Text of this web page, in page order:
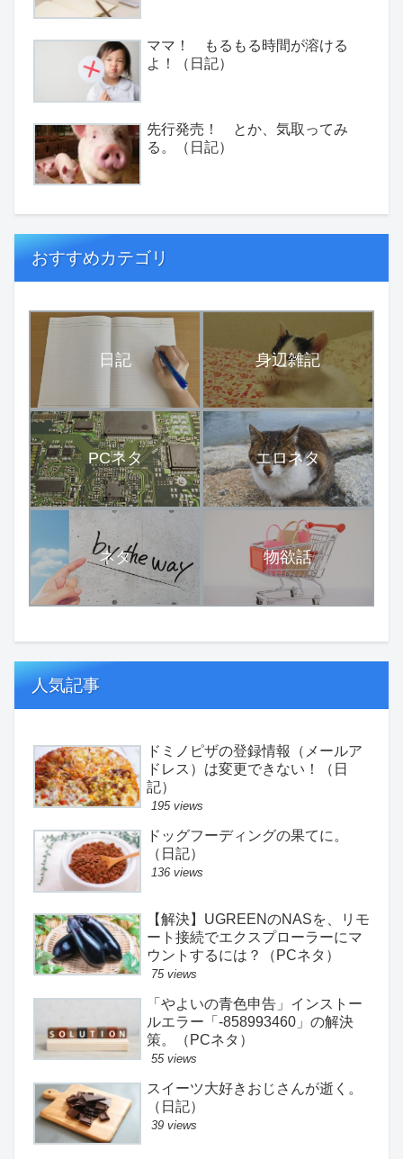
ママ！ もるもる時間が溶ける
よ！（日記）
先行発売！ とか、気取ってみ
る。（日記）
おすすめカテゴリ
日記 身辺雑記
PCネタ エロネタ
ネタ 物欲話
人気記事
ドミノピザの登録情報（メールア
ドレス）は変更できない！（日
記）
195 views
ドッグフーディングの果てに。
（日記）
136 views
【解決】UGREENのNASを、リモ
ート接続でエクスプローラーにマ
ウントするには？（PCネタ）
75 views
「やよいの青色申告」インストー
ルエラー「-858993460」の解決
策。（PCネタ）
55 views
スイーツ大好きおじさんが逝く。
（日記）
39 views